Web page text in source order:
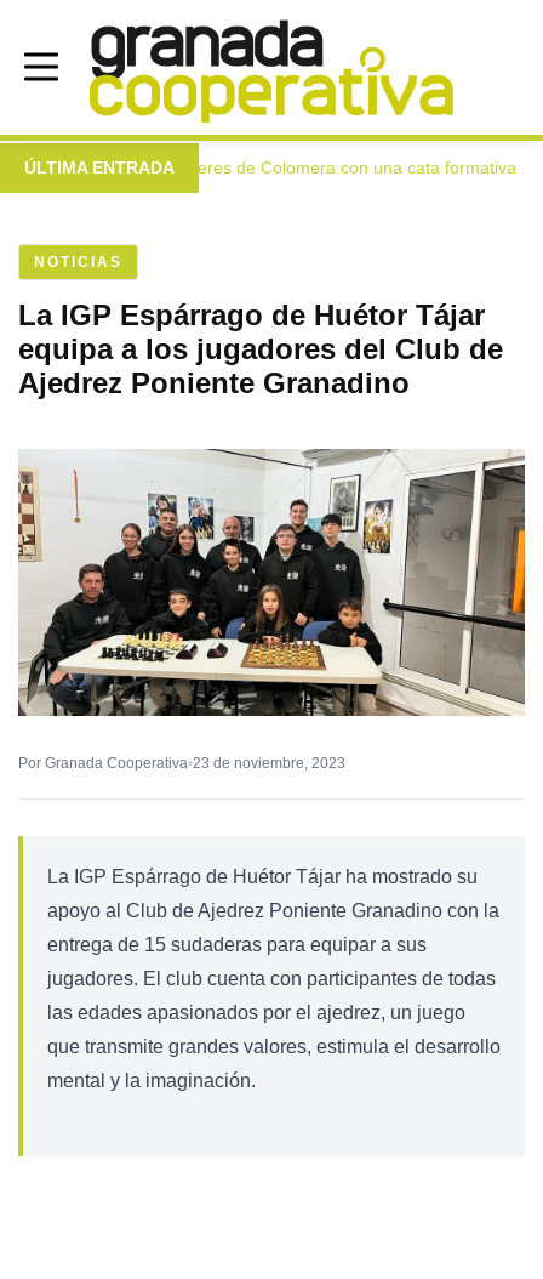
ÚLTIMA ENTRADA
extra a las mujeres de Colomera con una cata formativa
NOTICIAS
La IGP Espárrago de Huétor Tájar
equipa a los jugadores del Club de
Ajedrez Poniente Granadino
Por Granada Cooperativa 23 de noviembre, 2023
La IGP Espárrago de Huétor Tájar ha mostrado su
apoyo al Club de Ajedrez Poniente Granadino con la
entrega de 15 sudaderas para equipar a sus
jugadores. El club cuenta con participantes de todas
las edades apasionados por el ajedrez, un juego
que transmite grandes valores, estimula el desarrollo
mental y la imaginación.